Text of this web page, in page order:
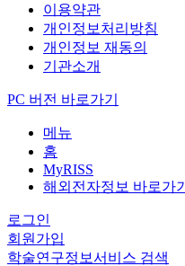
이용약관
개인정보처리방침
개인정보 재동의
기관소개
PC 버전 바로가기
메뉴
홈
MyRISS
해외전자정보 바로가기
로그인
회원가입
학술연구정보서비스 검색